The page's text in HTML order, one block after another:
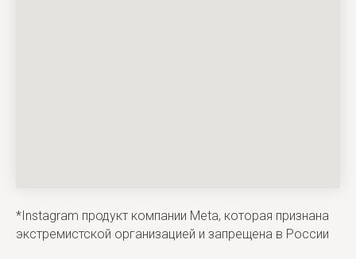
*Instagram продукт компании Meta, которая признана
экстремистской организацией и запрещена в России